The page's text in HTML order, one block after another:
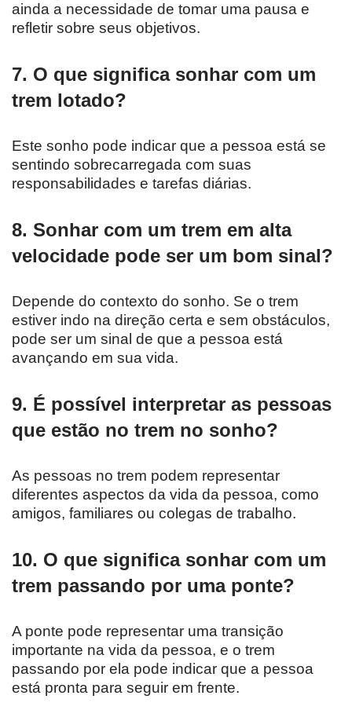
ainda a necessidade de tomar uma pausa e
refletir sobre seus objetivos.
7. O que significa sonhar com um
trem lotado?
Este sonho pode indicar que a pessoa está se
sentindo sobrecarregada com suas
responsabilidades e tarefas diárias.
8. Sonhar com um trem em alta
velocidade pode ser um bom sinal?
Depende do contexto do sonho. Se o trem
estiver indo na direção certa e sem obstáculos,
pode ser um sinal de que a pessoa está
avançando em sua vida.
9. É possível interpretar as pessoas
que estão no trem no sonho?
As pessoas no trem podem representar
diferentes aspectos da vida da pessoa, como
amigos, familiares ou colegas de trabalho.
10. O que significa sonhar com um
trem passando por uma ponte?
A ponte pode representar uma transição
importante na vida da pessoa, e o trem
passando por ela pode indicar que a pessoa
está pronta para seguir em frente.